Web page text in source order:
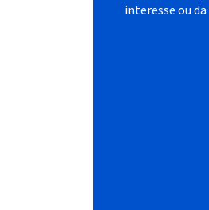
interesse ou